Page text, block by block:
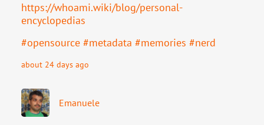
https://whoami.wiki/blog/personal-
encyclopedias
#opensource #metadata #memories #nerd
about 24 days ago
Emanuele